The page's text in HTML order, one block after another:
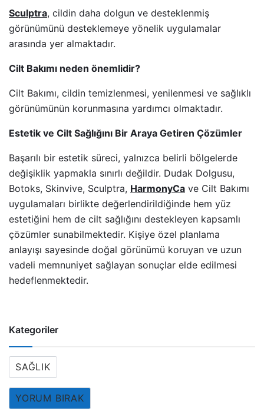
Sculptra, cildin daha dolgun ve desteklenmiş
görünümünü desteklemeye yönelik uygulamalar
arasında yer almaktadır.
Cilt Bakımı neden önemlidir?
Cilt Bakımı, cildin temizlenmesi, yenilenmesi ve sağlıklı
görünümünün korunmasına yardımcı olmaktadır.
Estetik ve Cilt Sağlığını Bir Araya Getiren Çözümler
Başarılı bir estetik süreci, yalnızca belirli bölgelerde
değişiklik yapmakla sınırlı değildir. Dudak Dolgusu,
Botoks, Skinvive, Sculptra, HarmonyCa ve Cilt Bakımı
uygulamaları birlikte değerlendirildiğinde hem yüz
estetiğini hem de cilt sağlığını destekleyen kapsamlı
çözümler sunabilmektedir. Kişiye özel planlama
anlayışı sayesinde doğal görünümü koruyan ve uzun
vadeli memnuniyet sağlayan sonuçlar elde edilmesi
hedeflenmektedir.
Kategoriler
SAĞLIK
YORUM BIRAK